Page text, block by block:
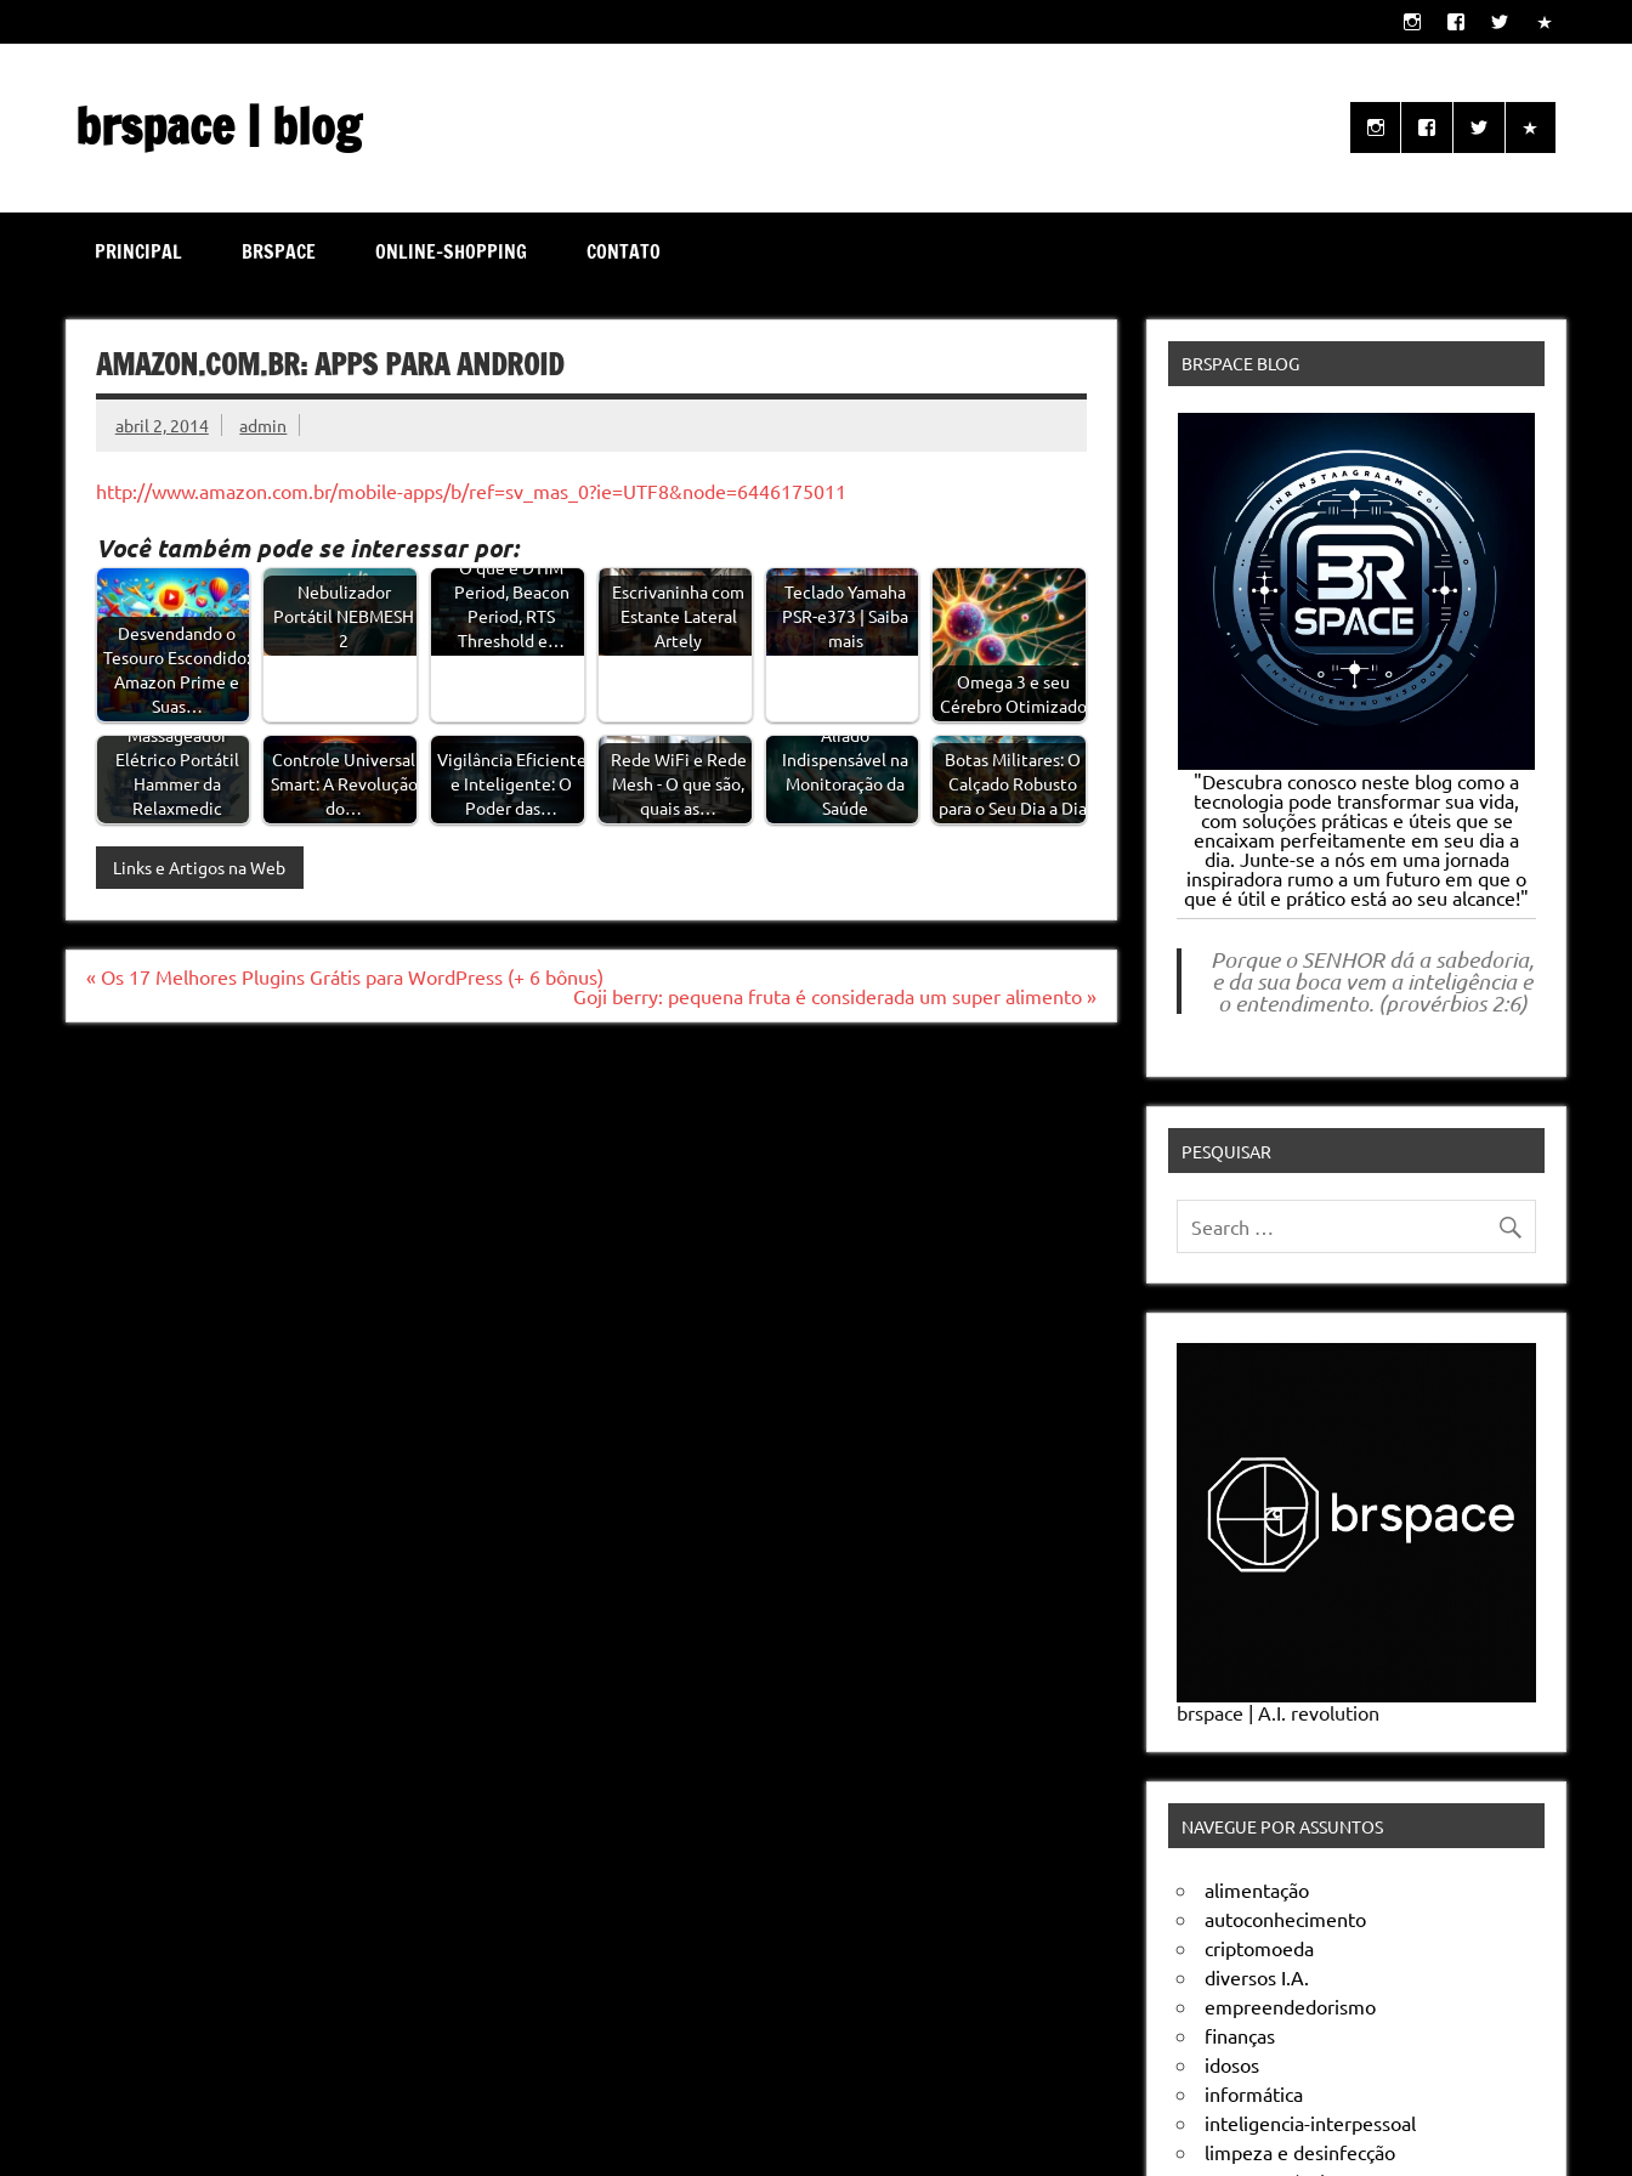
content
brspace | blog
PRINCIPAL BRSPACE ONLINE-SHOPPING CONTATO
AMAZON.COM.BR: APPS PARA ANDROID
abril 2, 2014 admin
http://www.amazon.com.br/mobile-apps/b/ref=sv_mas_0?ie=UTF8&node=6446175011
Você também pode se interessar por:
Desvendando o
Tesouro Escondido:
Amazon Prime e
Suas…
Nebulizador
Portátil NEBMESH
2
O que é DTIM
Period, Beacon
Period, RTS
Threshold e…
Escrivaninha com
Estante Lateral
Artely
Teclado Yamaha
PSR-e373 | Saiba
mais
Omega 3 e seu
Cérebro Otimizado
Massageador
Elétrico Portátil
Hammer da
Relaxmedic
Controle Universal
Smart: A Revolução
do…
Vigilância Eficiente
e Inteligente: O
Poder das…
Rede WiFi e Rede
Mesh - O que são,
quais as…
Aliado
Indispensável na
Monitoração da
Saúde
Botas Militares: O
Calçado Robusto
para o Seu Dia a Dia
Links e Artigos na Web
Navegação
« Os 17 Melhores Plugins Grátis para WordPress (+ 6 bônus)
Goji berry: pequena fruta é considerada um super alimento »
BRSPACE BLOG
"Descubra conosco neste blog como a
tecnologia pode transformar sua vida,
com soluções práticas e úteis que se
encaixam perfeitamente em seu dia a
dia. Junte-se a nós em uma jornada
inspiradora rumo a um futuro em que o
que é útil e prático está ao seu alcance!"
Porque o SENHOR dá a sabedoria,
e da sua boca vem a inteligência e
o entendimento. (provérbios 2:6)
PESQUISAR
brspace | A.I. revolution
NAVEGUE POR ASSUNTOS
alimentação
autoconhecimento
criptomoeda
diversos I.A.
empreendedorismo
finanças
idosos
informática
inteligencia-interpessoal
limpeza e desinfecção